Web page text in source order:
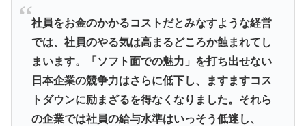
社員をお金のかかるコストだとみなすような経営
では、社員のやる気は高まるどころか蝕まれてし
まいます。「ソフト面での魅力」を打ち出せない
日本企業の競争力はさらに低下し、ますますコス
トダウンに励まざるを得なくなりました。それら
の企業では社員の給与水準はいっそう低迷し、